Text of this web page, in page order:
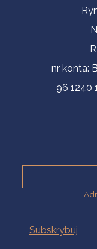
Informacje
nr konta:
96 1240